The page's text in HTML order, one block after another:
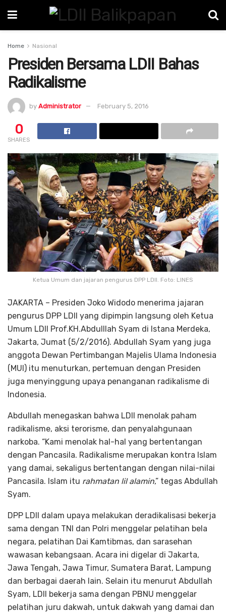
Home Nasional
Presiden Bersama LDII Bahas
Radikalisme
by Administrator February 5, 2016
0
SHARES
Ketua Umum dan jajaran pengurus DPP LDII. Foto: LINES
JAKARTA – Presiden Joko Widodo menerima jajaran
pengurus DPP LDII yang dipimpin langsung oleh Ketua
Umum LDII Prof.KH.Abdulllah Syam di Istana Merdeka,
Jakarta, Jumat (5/2/2016). Abdullah Syam yang juga
anggota Dewan Pertimbangan Majelis Ulama Indonesia
(MUI) itu menuturkan, pertemuan dengan Presiden
juga menyinggung upaya penanganan radikalisme di
Indonesia.
Abdullah menegaskan bahwa LDII menolak paham
radikalisme, aksi terorisme, dan penyalahgunaan
narkoba. “Kami menolak hal-hal yang bertentangan
dengan Pancasila. Radikalisme merupakan kontra Islam
yang damai, sekaligus bertentangan dengan nilai-nilai
Pancasila. Islam itu rahmatan lil alamin,” tegas Abdullah
Syam.
DPP LDII dalam upaya melakukan deradikalisasi bekerja
sama dengan TNI dan Polri menggelar pelatihan bela
negara, pelatihan Dai Kamtibmas, dan sarasehan
wawasan kebangsaan. Acara ini digelar di Jakarta,
Jawa Tengah, Jawa Timur, Sumatera Barat, Lampung
dan berbagai daerah lain. Selain itu menurut Abdullah
Syam, LDII bekerja sama dengan PBNU menggelar
pelatihan juru dakwah, untuk dakwah yang damai dan